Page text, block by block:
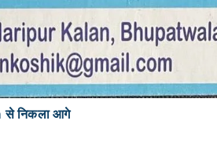
से निकला आगे